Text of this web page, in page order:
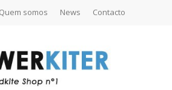
Quem somos News Contacto